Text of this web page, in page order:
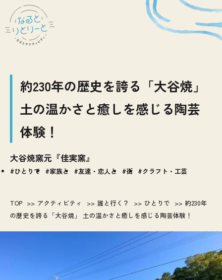
約230年の歴史を誇る「大谷焼」
土の温かさと癒しを感じる陶芸
体験！
大谷焼窯元『佳実窯』
ひとりで 家族と 友達・恋人と 街 クラフト・工芸
TOP アクティビティ 誰と行く？ ひとりで
約230年
の歴史を誇る「大谷焼」 土の温かさと癒しを感じる陶芸体験！